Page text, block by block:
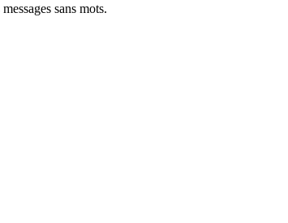
sans mots.